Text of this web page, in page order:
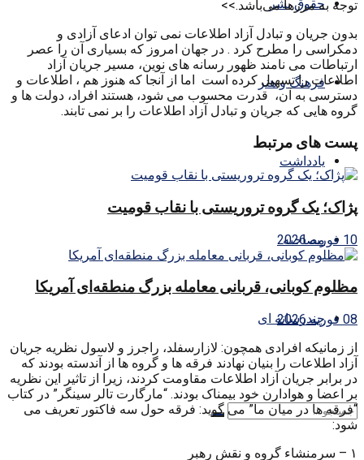
حقوق بشر
فرهنگ و هنر
یادداشت
مصاحبه
چندرسانه ای
توجه به مرزها می‌باشد.>>
بدون جریان و تبادل آزاد اطلاعات نمی توان ادعای آزادی و
دمکراسی را مطرح کرد . در جهان امروز که بسیاری آن را عصر
ارتباطات می نامند ظهور رسانه های نوین، مسیر جریان آزاد
اطلاعات را تسهیل کرده است اما از آنجا که هنوز هم ، اطلاعات و
دسترسی به آن، قدرت محسوب می شود، هستند افراد، دولت ها و
گروه هایی که جریان و تبادل آزاد اطلاعات را بر نمی تابند.
پست های مرتبط
پژاک؛ یک گروه تروریستی با نقاب قومیت
10 فوریه 2026
مظلوم کوبانی، قربانی معامله بزرگ منطقه‌ای آمریکا
08 فوریه 2026
از زمانیکه افرادی همچون: لازارسفلد، راجرز و لاسول نظریه جریان
آزاد اطلاعات را بنیان نهادند فرقه ها و گروه ها از آندسته بودند که
در برابر جریان آزاد اطلاعات مقاومت کردند، زیرا از تاثیر این نظریه
بر اعضا و هوادارن خود بیمناک بودند. “مارگارت تالر سینگر” در کتاب
“فرقه ها در میان ما” می گوید: فرقه حول سه فاکتور تعریف می
شود:
۱ – سرمنشاء گروه و نقش رهبر